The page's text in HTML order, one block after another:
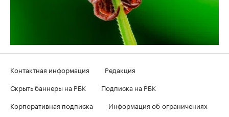
Контактная информация
Редакция
Скрыть баннеры на РБК
Подписка на РБК
Корпоративная подписка
Информация об ограничениях